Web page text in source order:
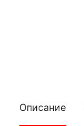
Описание